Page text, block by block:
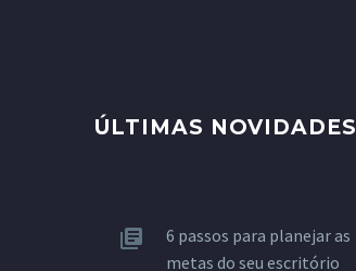
ÚLTIMAS NOVIDADES
6 passos para planejar as
metas do seu escritório